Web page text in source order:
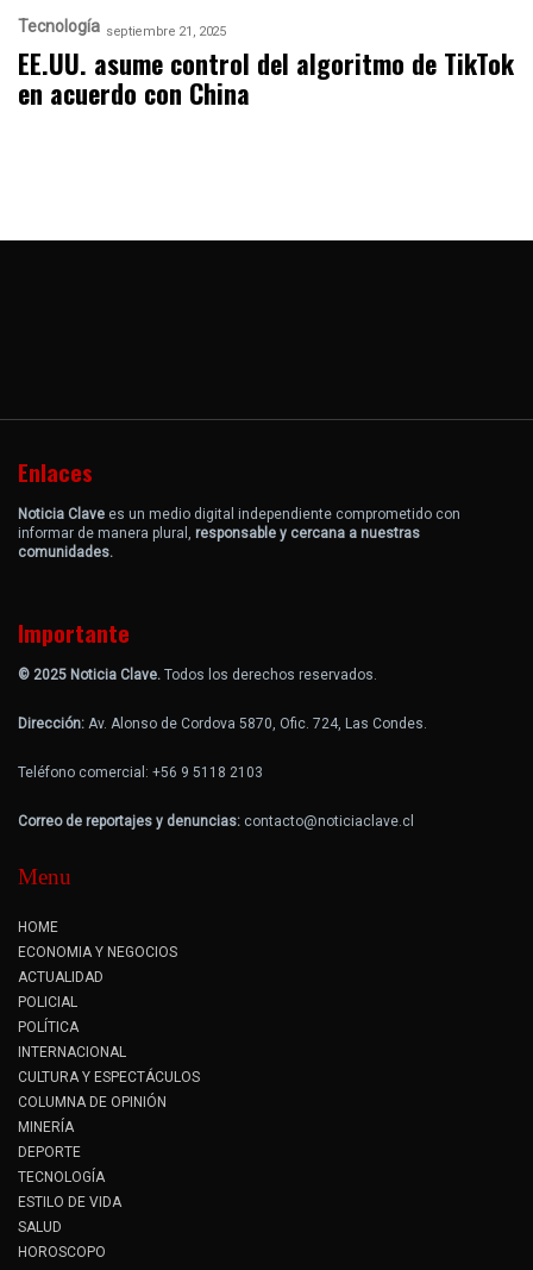
Tecnología septiembre 21, 2025
EE.UU. asume control del algoritmo de TikTok
en acuerdo con China
Enlaces
Noticia Clave es un medio digital independiente comprometido con
informar de manera plural, responsable y cercana a nuestras
comunidades.
Importante
© 2025 Noticia Clave. Todos los derechos reservados.
Dirección: Av. Alonso de Cordova 5870, Ofic. 724, Las Condes.
Teléfono comercial: +56 9 5118 2103
Correo de reportajes y denuncias: contacto@noticiaclave.cl
Menu
HOME
ECONOMIA Y NEGOCIOS
ACTUALIDAD
POLICIAL
POLÍTICA
INTERNACIONAL
CULTURA Y ESPECTÁCULOS
COLUMNA DE OPINIÓN
MINERÍA
DEPORTE
TECNOLOGÍA
ESTILO DE VIDA
SALUD
HOROSCOPO